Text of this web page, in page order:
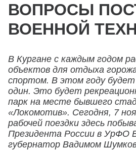
ВОПРОСЫ
ВОЕННОЙ
В Кургане с каждым годом
объектов для отдыха
спортом. В этом году
один. Это будет
парк на месте бывшего
«Локомотив». Сегодня, 7
рабочей поездки здесь
Президента России в УрФО
губернатор Вадимом